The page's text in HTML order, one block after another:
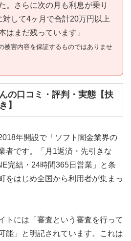
。さらに次の月も利息が乗り
して4ヶ月で合計20万円以上
はまだ残っています」
被害内容を保証するものではありませ
の口コミ・評判・実態【扶
】
年開設で「ソフト闇金業界の
者です。「月1返済・先引きな
完結・24時間365日営業」と条
をはじめ全国から利用者が集まっ
トには「審査という審査を行って
能」と明記されています。これは